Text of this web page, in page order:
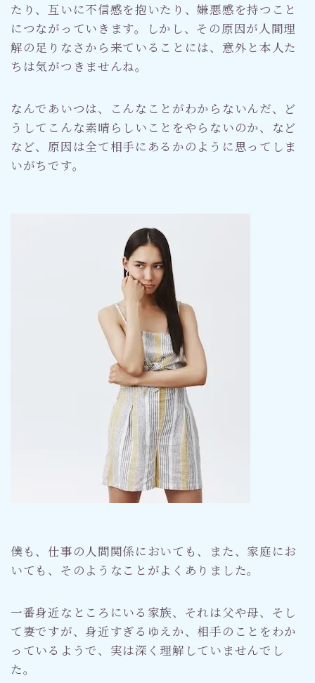
たり、互いに不信感を抱いたり、嫌悪感を持つこと
につながっていきます。しかし、その原因が人間理
解の足りなさから来ていることには、意外と本人た
ちは気がつきませんね。
なんであいつは、こんなことがわからないんだ、ど
うしてこんな素晴らしいことをやらないのか、など
など、原因は全て相手にあるかのように思ってしま
いがちです。
僕も、仕事の人間関係においても、また、家庭にお
いても、そのようなことがよくありました。
一番身近なところにいる家族、それは父や母、そし
て妻ですが、身近すぎるゆえか、相手のことをわか
っているようで、実は深く理解していませんでし
た。